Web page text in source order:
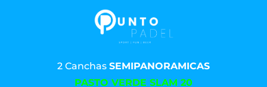
2 Canchas SEMIPANORAMICAS
PASTO VERDE SLAM 20